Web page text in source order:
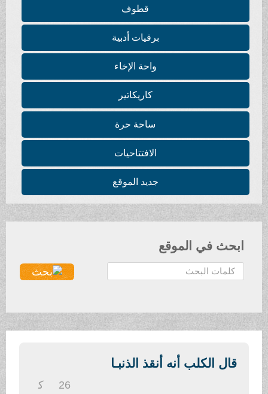
قطوف
برقيات أدبية
واحة الإخاء
كاريكاتير
ساحة حرة
الافتتاحيات
جديد الموقع
ابحث في الموقع
ح
ث
قال الكلب أنه أنقذ الذنبـا